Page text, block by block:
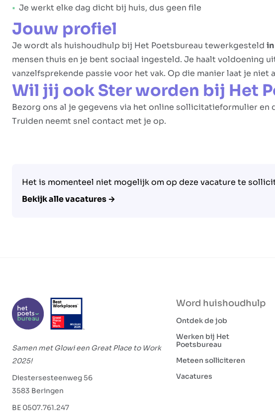
Je werkt elke dag dicht bij huis, dus geen file
Jouw profiel
Je wordt als huishoudhulp bij Het Poetsbureau tewerkgesteld
mensen thuis en je bent sociaal ingesteld. Je haalt voldoening
vanzelfsprekende passie voor het vak. Op die manier laat je niet
Wil jij ook Ster worden bij Het
Bezorg ons al je gegevens via het online sollicitatieformulier en
Truiden neemt snel contact met je op.
Het is momenteel niet mogelijk om op deze vacature te
Bekijk alle vacatures →
Samen met Glowi een Great Place to Work
2025!
Diestersesteenweg 56
3583 Beringen
BE 0507.761.247
Word huishoudhulp
Ontdek de job
Werken bij Het
Poetsbureau
Meteen solliciteren
Vacatures